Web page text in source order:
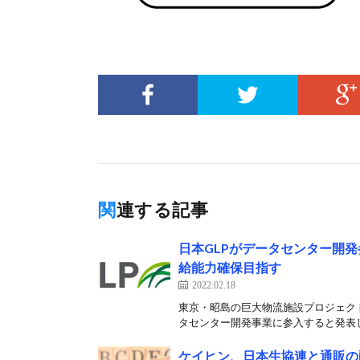
関連する記事
日本GLPがデータセンター開
給能力確保目指す
2022.02.18
東京・昭島の巨大物流施設プロジェ
タセンター開発事業に参入すると発
ケイヒン、日本生協連と通販